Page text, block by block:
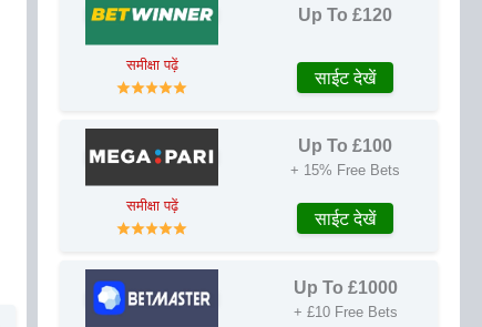
Up To £120
समीक्षा पढ़ें
साईट देखें
Up To £100
+ 15% Free Bets
समीक्षा पढ़ें
साईट देखें
Up To £1000
+ £10 Free Bets